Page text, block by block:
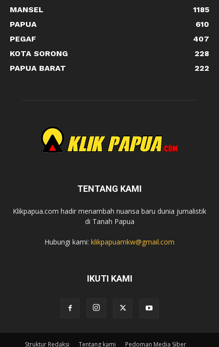
MANSEL
1185
PAPUA
610
PEGAF
407
KOTA SORONG
228
PAPUA BARAT
222
TENTANG KAMI
Klikpapua.com hadir menambah nuansa baru dunia jurnalistik
di Tanah Papua
Hubungi kami: klikpapuamkw@gmail.com
IKUTI KAMI
Struktur Redaksi Tentang kami Pedoman Media Siber